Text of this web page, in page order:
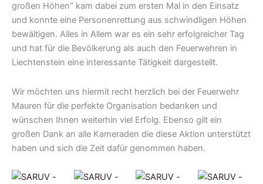
großen Höhen” kam dabei zum ersten Mal in den Einsatz
und konnte eine Personenrettung aus schwindligen Höhen
bewältigen. Alles in Allem war es ein sehr erfolgreicher Tag
und hat für die Bevölkerung als auch den Feuerwehren in
Liechtenstein eine interessante Tätigkeit dargestellt.
Wir möchten uns hiermit recht herzlich bei der Feuerwehr
Mauren für die perfekte Organisation bedanken und
wünschen Ihnen weiterhin viel Erfolg. Ebenso gilt ein
großen Dank an alle Kameraden die diese Aktion unterstützt
haben und sich die Zeit dafür genommen haben.